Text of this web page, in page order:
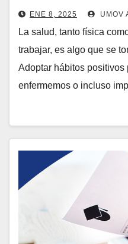
ENE 8, 2025 UMOV
La salud, tanto física
trabajar, es algo que se
Adoptar hábitos positivos
enfermemos o incluso